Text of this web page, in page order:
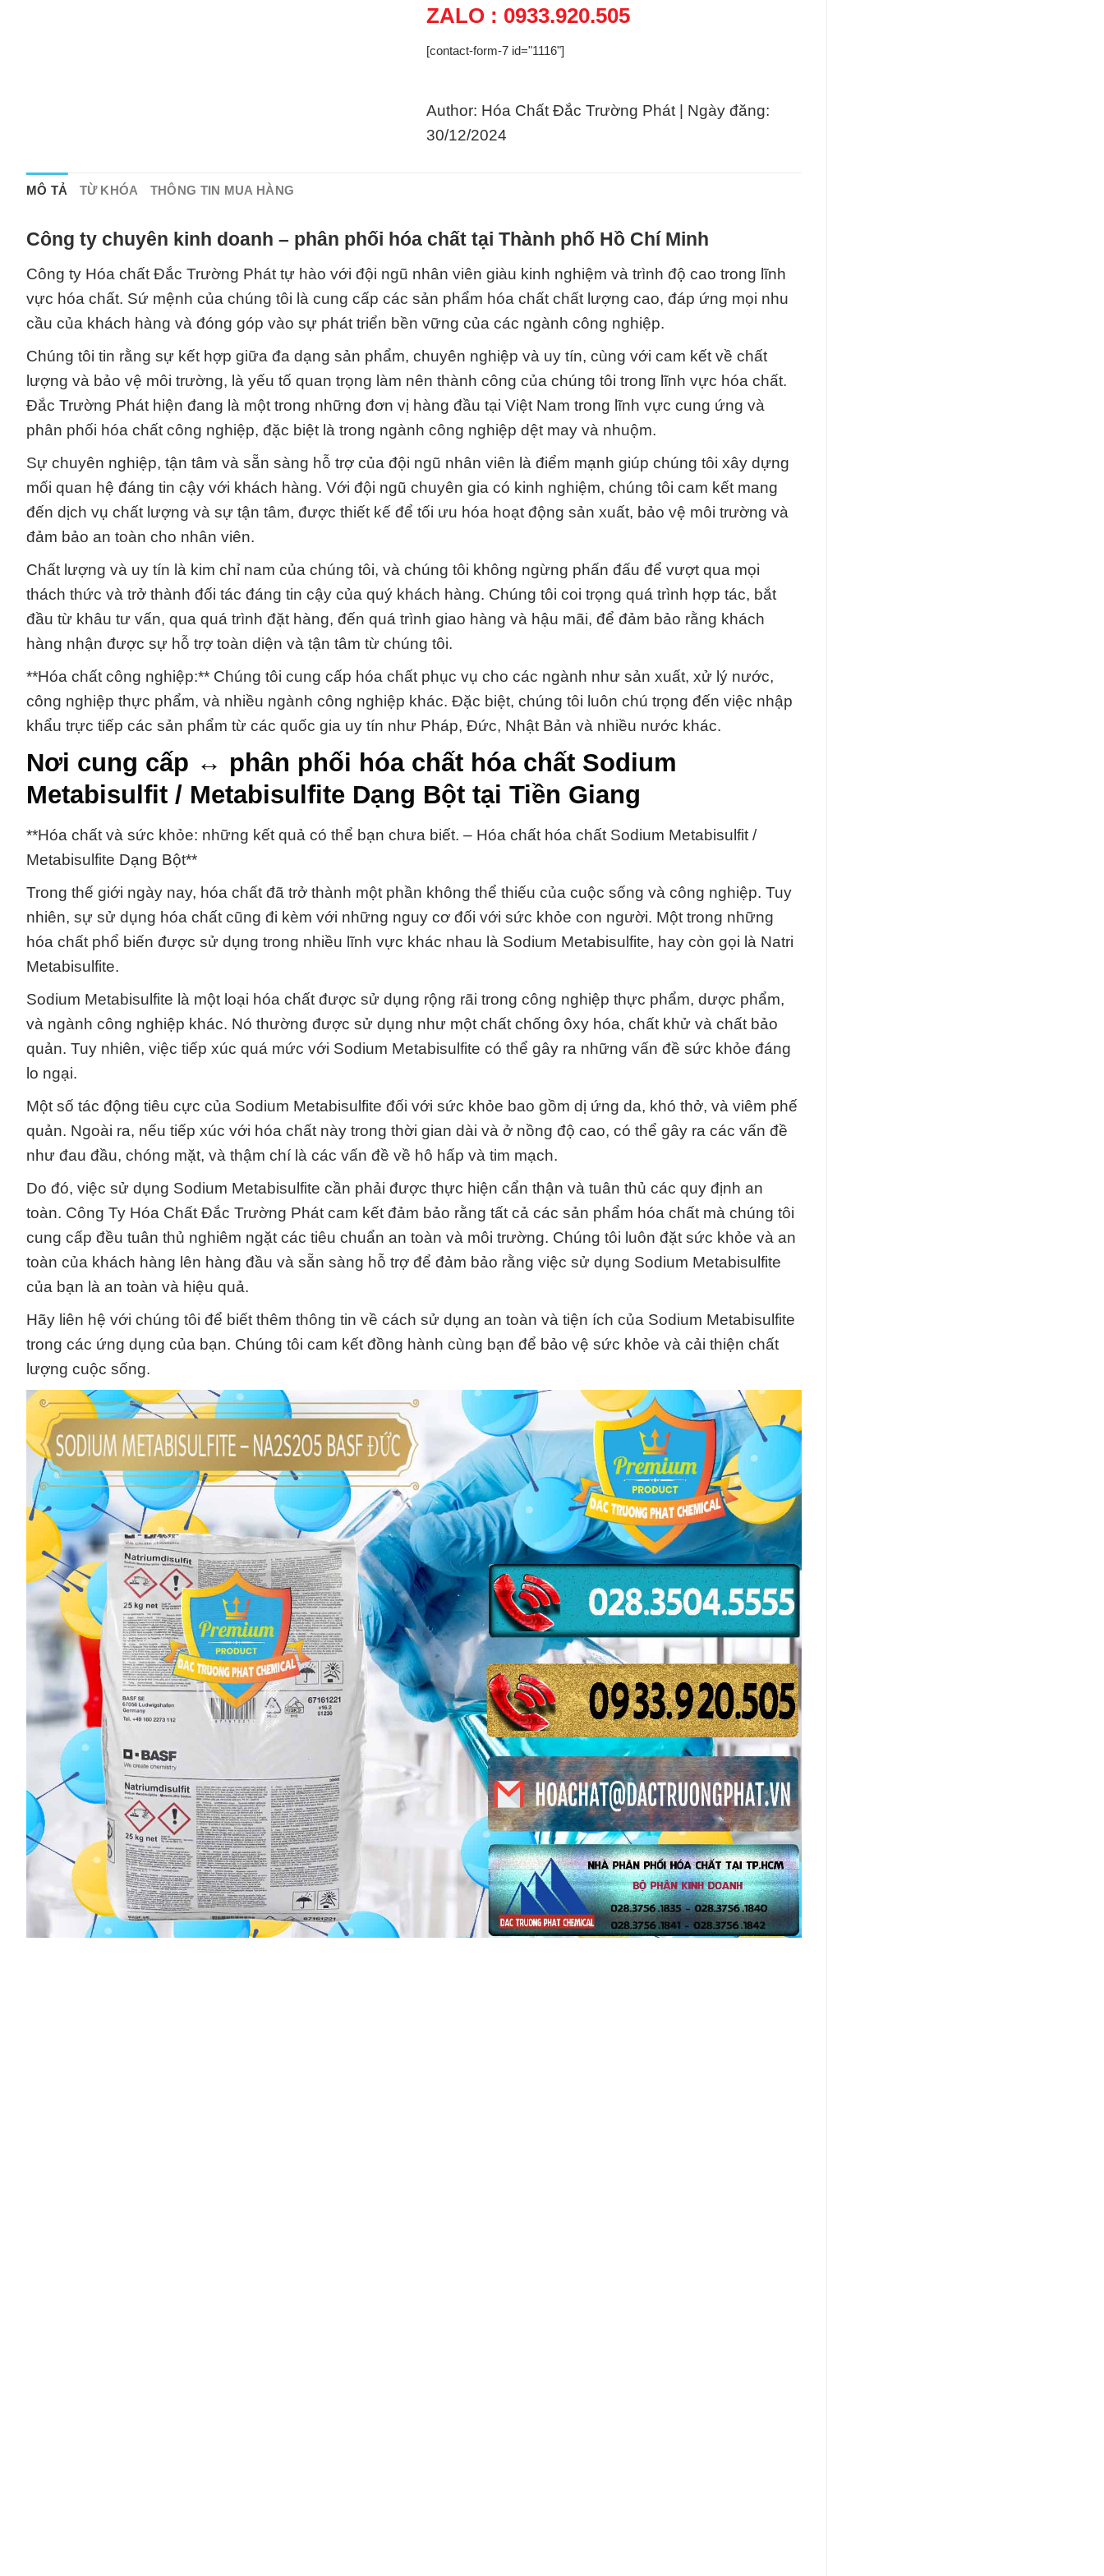
ZALO : 0933.920.505
[contact-form-7 id="1116"]
Author: Hóa Chất Đắc Trường Phát | Ngày đăng:
30/12/2024
MÔ TẢ TỪ KHÓA THÔNG TIN MUA HÀNG
Công ty chuyên kinh doanh – phân phối hóa chất tại Thành phố Hồ Chí Minh
Công ty Hóa chất Đắc Trường Phát tự hào với đội ngũ nhân viên giàu kinh nghiệm và trình độ cao trong lĩnh
vực hóa chất. Sứ mệnh của chúng tôi là cung cấp các sản phẩm hóa chất chất lượng cao, đáp ứng mọi nhu
cầu của khách hàng và đóng góp vào sự phát triển bền vững của các ngành công nghiệp.
Chúng tôi tin rằng sự kết hợp giữa đa dạng sản phẩm, chuyên nghiệp và uy tín, cùng với cam kết về chất
lượng và bảo vệ môi trường, là yếu tố quan trọng làm nên thành công của chúng tôi trong lĩnh vực hóa chất.
Đắc Trường Phát hiện đang là một trong những đơn vị hàng đầu tại Việt Nam trong lĩnh vực cung ứng và
phân phối hóa chất công nghiệp, đặc biệt là trong ngành công nghiệp dệt may và nhuộm.
Sự chuyên nghiệp, tận tâm và sẵn sàng hỗ trợ của đội ngũ nhân viên là điểm mạnh giúp chúng tôi xây dựng
mối quan hệ đáng tin cậy với khách hàng. Với đội ngũ chuyên gia có kinh nghiệm, chúng tôi cam kết mang
đến dịch vụ chất lượng và sự tận tâm, được thiết kế để tối ưu hóa hoạt động sản xuất, bảo vệ môi trường và
đảm bảo an toàn cho nhân viên.
Chất lượng và uy tín là kim chỉ nam của chúng tôi, và chúng tôi không ngừng phấn đấu để vượt qua mọi
thách thức và trở thành đối tác đáng tin cậy của quý khách hàng. Chúng tôi coi trọng quá trình hợp tác, bắt
đầu từ khâu tư vấn, qua quá trình đặt hàng, đến quá trình giao hàng và hậu mãi, để đảm bảo rằng khách
hàng nhận được sự hỗ trợ toàn diện và tận tâm từ chúng tôi.
**Hóa chất công nghiệp:** Chúng tôi cung cấp hóa chất phục vụ cho các ngành như sản xuất, xử lý nước,
công nghiệp thực phẩm, và nhiều ngành công nghiệp khác. Đặc biệt, chúng tôi luôn chú trọng đến việc nhập
khẩu trực tiếp các sản phẩm từ các quốc gia uy tín như Pháp, Đức, Nhật Bản và nhiều nước khác.
Nơi cung cấp ↔ phân phối hóa chất hóa chất Sodium
Metabisulfit / Metabisulfite Dạng Bột tại Tiền Giang
**Hóa chất và sức khỏe: những kết quả có thể bạn chưa biết. – Hóa chất hóa chất Sodium Metabisulfit /
Metabisulfite Dạng Bột**
Trong thế giới ngày nay, hóa chất đã trở thành một phần không thể thiếu của cuộc sống và công nghiệp. Tuy
nhiên, sự sử dụng hóa chất cũng đi kèm với những nguy cơ đối với sức khỏe con người. Một trong những
hóa chất phổ biến được sử dụng trong nhiều lĩnh vực khác nhau là Sodium Metabisulfite, hay còn gọi là Natri
Metabisulfite.
Sodium Metabisulfite là một loại hóa chất được sử dụng rộng rãi trong công nghiệp thực phẩm, dược phẩm,
và ngành công nghiệp khác. Nó thường được sử dụng như một chất chống ôxy hóa, chất khử và chất bảo
quản. Tuy nhiên, việc tiếp xúc quá mức với Sodium Metabisulfite có thể gây ra những vấn đề sức khỏe đáng
lo ngại.
Một số tác động tiêu cực của Sodium Metabisulfite đối với sức khỏe bao gồm dị ứng da, khó thở, và viêm phế
quản. Ngoài ra, nếu tiếp xúc với hóa chất này trong thời gian dài và ở nồng độ cao, có thể gây ra các vấn đề
như đau đầu, chóng mặt, và thậm chí là các vấn đề về hô hấp và tim mạch.
Do đó, việc sử dụng Sodium Metabisulfite cần phải được thực hiện cẩn thận và tuân thủ các quy định an
toàn. Công Ty Hóa Chất Đắc Trường Phát cam kết đảm bảo rằng tất cả các sản phẩm hóa chất mà chúng tôi
cung cấp đều tuân thủ nghiêm ngặt các tiêu chuẩn an toàn và môi trường. Chúng tôi luôn đặt sức khỏe và an
toàn của khách hàng lên hàng đầu và sẵn sàng hỗ trợ để đảm bảo rằng việc sử dụng Sodium Metabisulfite
của bạn là an toàn và hiệu quả.
Hãy liên hệ với chúng tôi để biết thêm thông tin về cách sử dụng an toàn và tiện ích của Sodium Metabisulfite
trong các ứng dụng của bạn. Chúng tôi cam kết đồng hành cùng bạn để bảo vệ sức khỏe và cải thiện chất
lượng cuộc sống.